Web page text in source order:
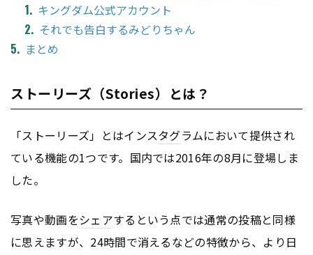
キングダム公式アカウント
それでも告白するみどりちゃん
まとめ
ストーリーズ（Stories）とは？
「ストーリーズ」とはインスタグラムにおいて提供され
ている機能の1つです。国内では2016年の8月に登場しま
した。
写真や動画をシェアするという点では通常の投稿と同様
に思えますが、24時間で消えるなどの特徴から、より日